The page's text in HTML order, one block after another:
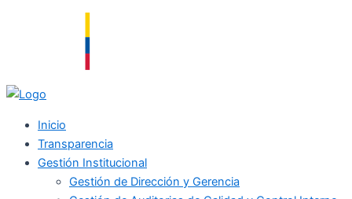
Inicio
Transparencia
Gestión Institucional
Gestión de Dirección y Gerencia